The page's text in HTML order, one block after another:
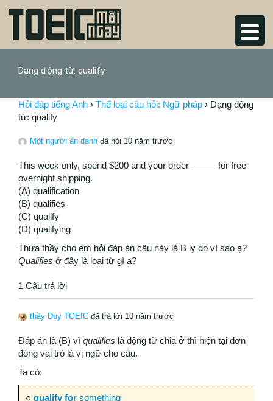
Dạng động từ: qualify
Hỏi đáp tiếng Anh › Thể loại câu hỏi: Ngữ pháp › Dạng động
từ: qualify
Một người ẩn danh đã hỏi 10 năm trước
This week only, spend $200 and your order _____ for free
overnight shipping.
(A) qualification
(B) qualifies
(C) qualify
(D) qualifying
Thưa thầy cho em hỏi đáp án câu này là B lý do vì sao ạ?
Qualifies ở đây là loại từ gì ạ?
1 Câu trả lời
thầy Duy TOEIC đã trả lời 10 năm trước
Đáp án là (B) vì qualifies là động từ chia ở thì hiện tại đơn
đóng vai trò là vị ngữ cho câu.
Ta có:
○ qualify for something